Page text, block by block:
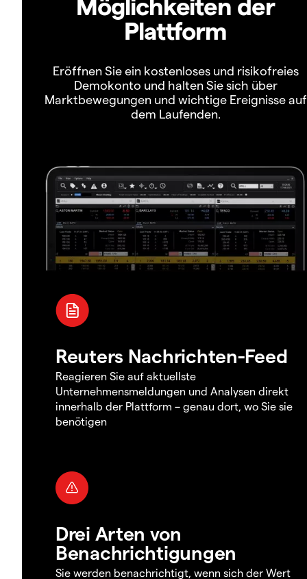
Plattform
Eröffnen Sie ein kostenloses und risikofreies
Demokonto und halten Sie sich über
Marktbewegungen und wichtige Ereignisse auf
dem Laufenden.
Reuters Nachrichten-Feed
Reagieren Sie auf aktuellste
Unternehmensmeldungen und Analysen direkt
innerhalb der Plattform – genau dort, wo Sie sie
benötigen
Drei Arten von
Benachrichtigungen
Sie werden benachrichtigt, wenn sich der Wert